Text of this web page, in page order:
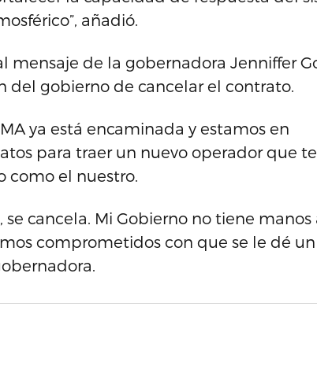
añadió.
mensaje de la gobernadora Jenniffer
del gobierno de cancelar el contrato.
ya está encaminada y estamos en
para traer un nuevo operador que
como el nuestro.
cancela. Mi Gobierno no tiene manos
comprometidos con que se le dé